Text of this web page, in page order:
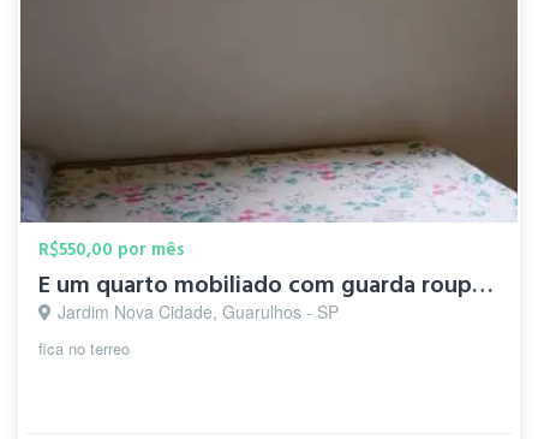
R$550,00 por mês
E um quarto mobiliado com guarda roupa e cama de casal
Jardim Nova Cidade, Guarulhos - SP
fica no terreo